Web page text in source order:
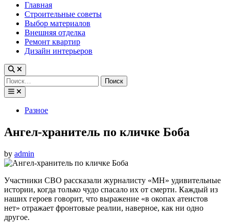
Главная
Строительные советы
Выбор материалов
Внешняя отделка
Ремонт квартир
Дизайн интерьеров
Найти:
PostedРазное
Ангел-хранитель по кличке Боба
by admin
Участники СВО рассказали журналисту «МН» удивительные
истории, когда только чудо спасало их от смерти. Каждый из
наших героев говорит, что выражение «в окопах атеистов
нет» отражает фронтовые реалии, наверное, как ни одно
другое.